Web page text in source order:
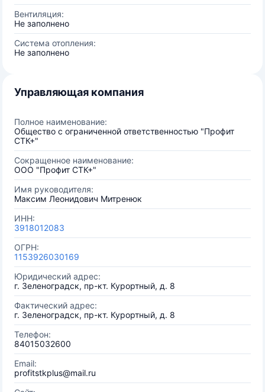
Вентиляция:
Не заполнено
Система отопления:
Не заполнено
Управляющая компания
Полное наименование:
Общество с ограниченной ответственностью "Профит
СТК+"
Сокращенное наименование:
ООО "Профит СТК+"
Имя руководителя:
Максим Леонидович Митренюк
ИНН:
3918012083
ОГРН:
1153926030169
Юридический адрес:
г. Зеленоградск, пр-кт. Курортный, д. 8
Фактический адрес:
г. Зеленоградск, пр-кт. Курортный, д. 8
Телефон:
84015032600
Email:
profitstkplus@mail.ru